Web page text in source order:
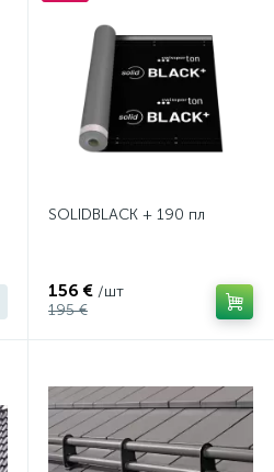
SOLIDBLACK + 190 пл
156 € /шт
195 €